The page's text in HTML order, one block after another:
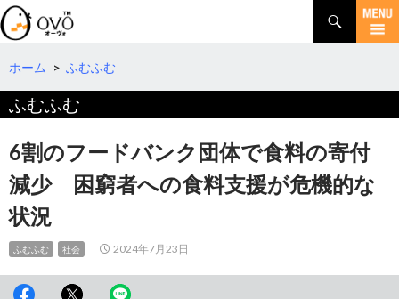
検
索
コ
テ
へ
動
ホーム > ふむふむ
ふむふむ
6割のフードバンク団体で食料の寄付
減少 困窮者への食料支援が危機的な
状況
ふむふむ 社会 2024年7月23日